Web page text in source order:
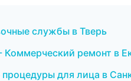
службы в Тверь
ремонт в
для лица в